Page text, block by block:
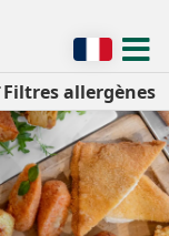
Filtres allergènes